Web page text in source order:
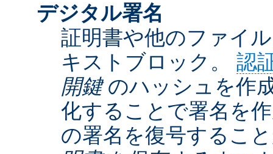
デジタル署名
証明書や他のファイ
キストブロック。 認
開鍵のハッシュを作
化することで署名を
の署名を復号するこ